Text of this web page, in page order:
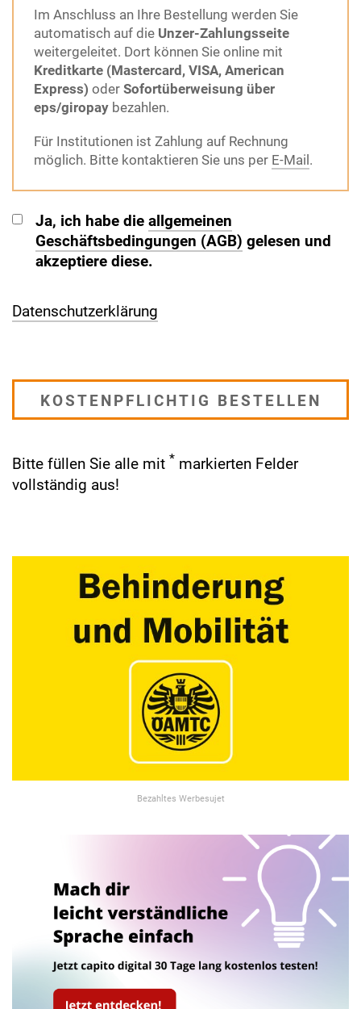
Im Anschluss an Ihre Bestellung werden Sie
automatisch auf die Unzer-Zahlungsseite
weitergeleitet. Dort können Sie online mit
Kreditkarte (Mastercard, VISA, American
Express) oder Sofortüberweisung über
eps/giropay bezahlen.
Für Institutionen ist Zahlung auf Rechnung
möglich. Bitte kontaktieren Sie uns per E-Mail.
Ja, ich habe die allgemeinen
Geschäftsbedingungen (AGB) gelesen und
akzeptiere diese.
Datenschutzerklärung
Bitte füllen Sie alle mit * markierten Felder
vollständig aus!
Bezahltes Werbesujet